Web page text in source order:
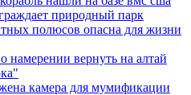
природный парк
полюсов опасна для жизни
намерении вернуть на алтай
камера для мумификации